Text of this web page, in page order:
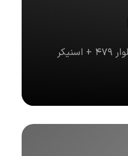
تی‌شرت ساده سفید + شلوار 479 + اسنیکر